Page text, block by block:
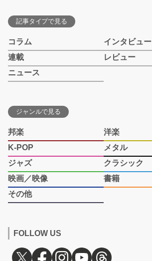
記事タイプで見る
コラム
インタビュー
連載
レビュー
ニュース
ジャンルで見る
邦楽
洋楽
K-POP
メタル
ジャズ
クラシック
映画／映像
書籍
その他
FOLLOW US